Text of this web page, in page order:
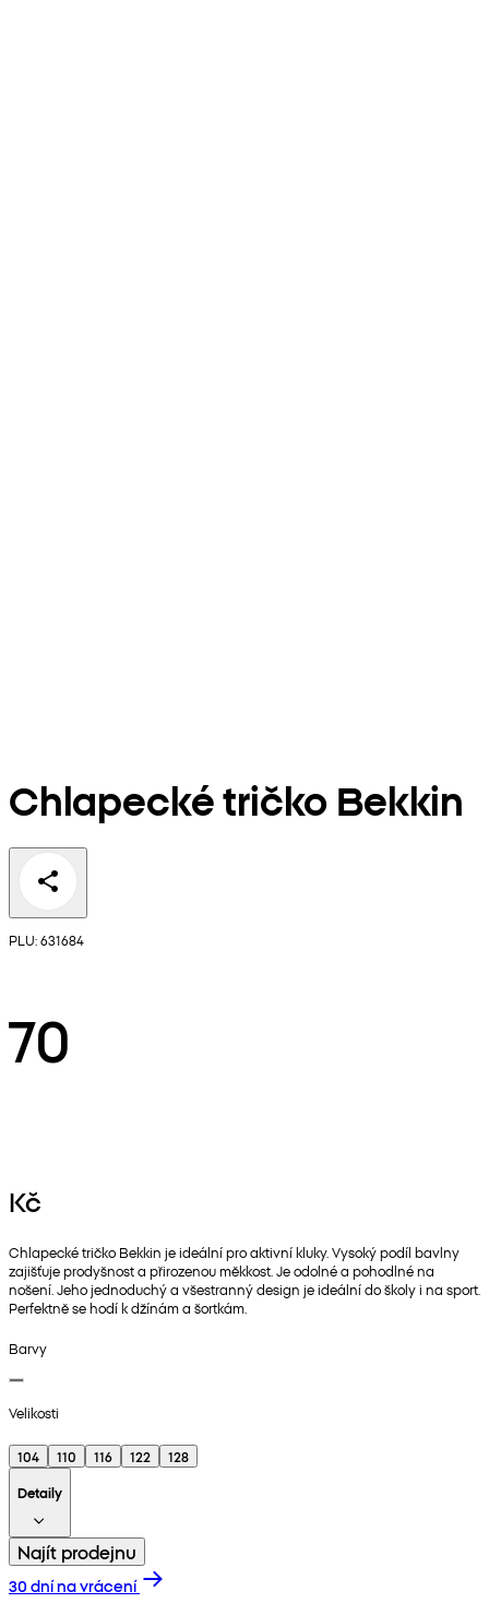
Chlapecké tričko Bekkin
PLU: 631684
70
Kč
Chlapecké tričko Bekkin je ideální pro aktivní kluky. Vysoký podíl bavlny
zajišťuje prodyšnost a přirozenou měkkost. Je odolné a pohodlné na
nošení. Jeho jednoduchý a všestranný design je ideální do školy i na sport.
Perfektně se hodí k džínám a šortkám.
Barvy
Velikosti
104 110 116 122
128
Detaily
Najít prodejnu
30 dní na vrácení